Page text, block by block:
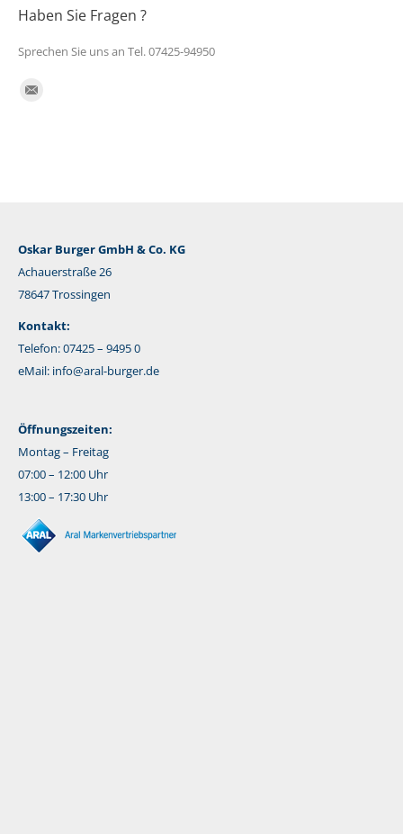
Haben Sie Fragen ?
Sprechen Sie uns an Tel. 07425-94950
Finden Sie uns auf:
Oskar Burger GmbH & Co. KG
Achauerstraße 26
78647 Trossingen
Kontakt:
Telefon: 07425 – 9495 0
eMail: info@aral-burger.de
Öffnungszeiten:
Montag – Freitag
07:00 – 12:00 Uhr
13:00 – 17:30 Uhr